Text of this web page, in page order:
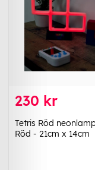
230 kr
Tetris Röd
Röd - 21cm x 14cm